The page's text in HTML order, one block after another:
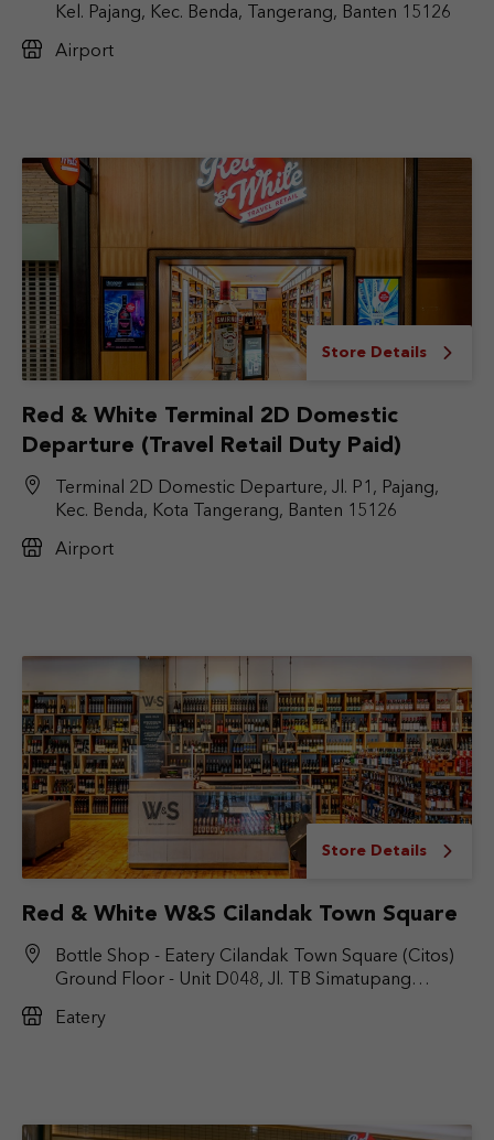
Kel. Pajang, Kec. Benda, Tangerang, Banten 15126
Airport
Store Details
Red & White Terminal 2D Domestic
Departure (Travel Retail Duty Paid)
Terminal 2D Domestic Departure, Jl. P1, Pajang,
Kec. Benda, Kota Tangerang, Banten 15126
Airport
Store Details
Red & White W&S Cilandak Town Square
Bottle Shop - Eatery Cilandak Town Square (Citos)
Ground Floor - Unit D048, Jl. TB Simatupang
Jakarta Selatan, DKI Jakarta 12430
Eatery